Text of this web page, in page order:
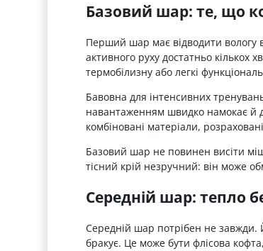
Базовий шар: те, що
Перший шар має відводити вологу
активного руху достатньо кількох
термобілизну або легкі
Бавовна для інтенсивних
навантаженням швидко намокає й
комбіновані матеріали,
Базовий шар не повинен висіти
тісний крій незручний: він може
Середній шар: тепло
Середній шар потрібен не завжди.
бракує. Це може бути флісова